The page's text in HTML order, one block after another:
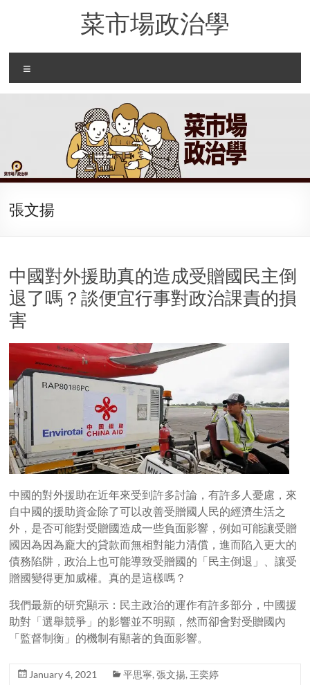
菜市場政治學
張文揚
中國對外援助真的造成受贈國民主倒
退了嗎？談便宜行事對政治課責的損
害
中國的對外援助在近年來受到許多討論，有許多人憂慮，來
自中國的援助資金除了可以改善受贈國人民的經濟生活之
外，是否可能對受贈國造成一些負面影響，例如可能讓受贈
國因為因為龐大的貸款而無相對能力清償，進而陷入更大的
債務陷阱，政治上也可能導致受贈國的「民主倒退」、讓受
贈國變得更加威權。真的是這樣嗎？
我們最新的研究顯示：民主政治的運作有許多部分，中國援
助對「選舉競爭」的影響並不明顯，然而卻會對受贈國內
「監督制衡」的機制有顯著的負面影響。
January 4, 2021 平思寧,張文揚, 王奕婷